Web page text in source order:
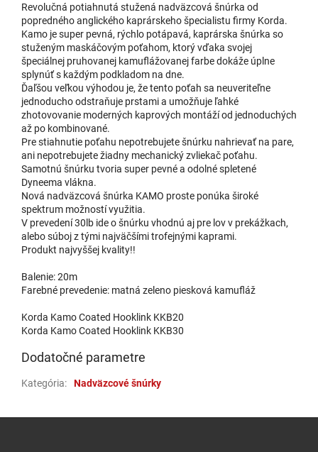
Revolučná potiahnutá stužená nadväzcová šnúrka od
popredného anglického kaprárskeho špecialistu firmy Korda.
Kamo je super pevná, rýchlo potápavá, kaprárska šnúrka so
stuženým maskáčovým poťahom, ktorý vďaka svojej
špeciálnej pruhovanej kamuflážovanej farbe dokáže úplne
splynúť s každým podkladom na dne.
Ďaľšou veľkou výhodou je, že tento poťah sa neuveriteľne
jednoducho odstraňuje prstami a umožňuje ľahké
zhotovovanie moderných kaprových montáží od jednoduchých
až po kombinované.
Pre stiahnutie poťahu nepotrebujete šnúrku nahrievať na pare,
ani nepotrebujete žiadny mechanický zvliekač poťahu.
Samotnú šnúrku tvoria super pevné a odolné spletené
Dyneema vlákna.
Nová nadväzcová šnúrka KAMO proste ponúka široké
spektrum možností využitia.
V prevedení 30lb ide o šnúrku vhodnú aj pre lov v prekážkach,
alebo súboj z tými najväčšími trofejnými kaprami.
Produkt najvyššej kvality!!
Balenie: 20m
Farebné prevedenie: matná zeleno piesková kamufláž
Korda Kamo Coated Hooklink KKB20
Korda Kamo Coated Hooklink KKB30
Dodatočné parametre
Kategória: Nadväzcové šnúrky